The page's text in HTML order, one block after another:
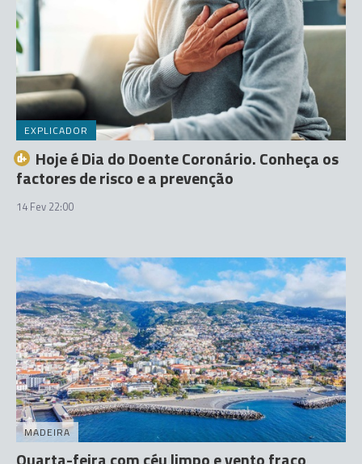
EXPLICADOR
Hoje é Dia do Doente Coronário. Conheça os
factores de risco e a prevenção
14 Fev 22:00
MADEIRA